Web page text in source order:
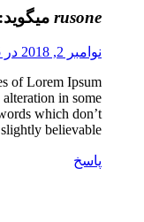
rusone میگوید:
نوامبر 2, 2018 در 11:15 ق.ظ
of Lorem Ipsum
in some
which don’t
believable.
پاسخ